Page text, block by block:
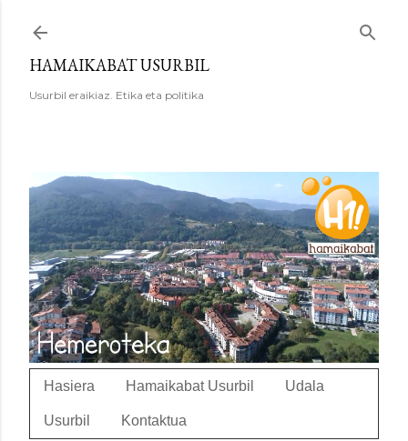
HAMAIKABAT USURBIL
Usurbil eraikiaz. Etika eta politika
Hasiera Hamaikabat Usurbil Udala
Usurbil Kontaktua